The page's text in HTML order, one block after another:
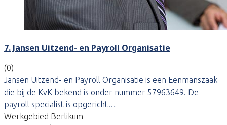
7. Jansen Uitzend- en Payroll Organisatie
(0)
Jansen Uitzend- en Payroll Organisatie is een Eenmanszaak
die bij de KvK bekend is onder nummer 57963649. De
payroll specialist is opgericht…
Werkgebied Berlikum